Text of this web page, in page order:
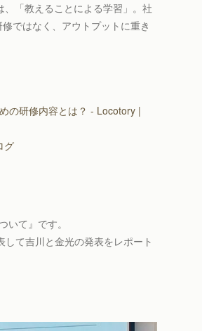
「教えることによる学習」。社
ではなく、アウトプットに重き
の研修内容とは？ - Locotory |
グ
て』です。
て吉川と金光の発表をレポート